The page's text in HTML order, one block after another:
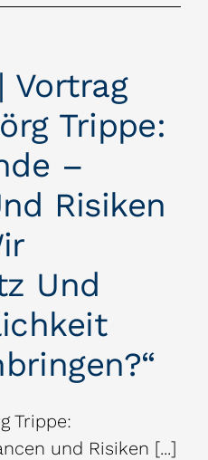
Vortrag
Trippe:
–
Risiken
Und
Trippe:
und Risiken [...]